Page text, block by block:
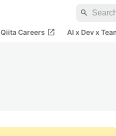
search
Qiita Careers open_in_new AI x Dev x